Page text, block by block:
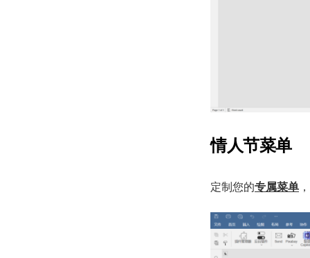
情人节菜单
定制您的专属菜单